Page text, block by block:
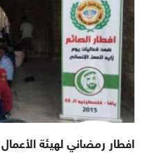
افطار رمضاني لهيئة